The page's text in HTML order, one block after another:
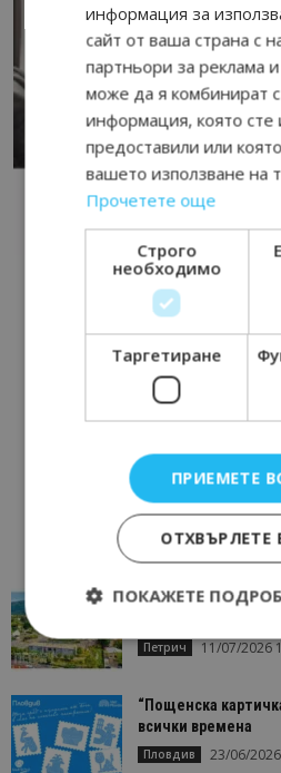
“Пощенска
Петрич 11/07/2026
“Пощенска
всички времена
Пловдив 23/06/
информация за
сайт от ваша страна с
партньори за реклама
може да я комбинират
информация, която сте
предоставили или
вашето използване на
Прочетете още
Строго
необходимо
Таргетиране
ПРИЕМЕТЕ
ОТХВЪРЛЕТЕ
ПОКАЖЕТЕ
Таргетиране
Строго необходимите